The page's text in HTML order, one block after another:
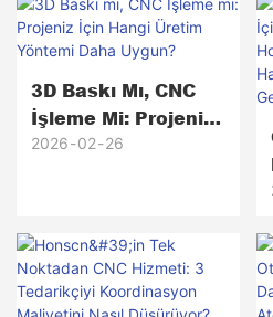
3D Baskı Mı, CNC
İşleme Mi: Projeniz
İçin Hangi Üretim
2026 02 26